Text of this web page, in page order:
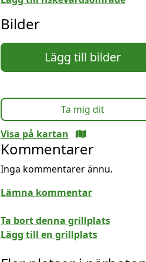
Bilder
Lägg till bilder
Ta mig dit
Visa på kartan
Kommentarer
Inga kommentarer ännu.
Lämna kommentar
Ta bort denna grillplats
Lägg till en grillplats